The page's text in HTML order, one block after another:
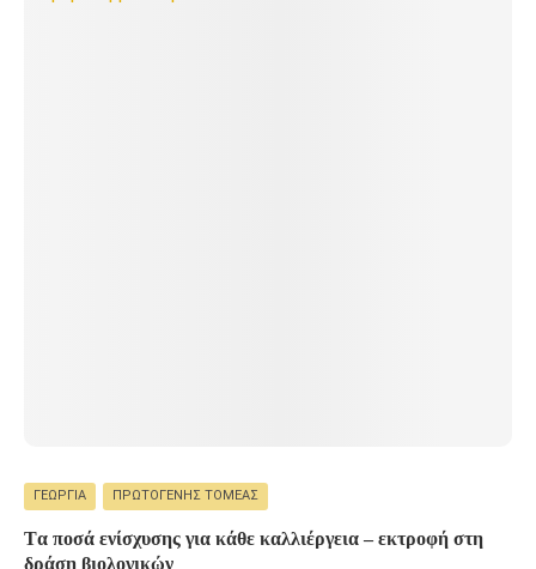
ΓΕΩΡΓΊΑ ΠΡΩΤΟΓΕΝΉΣ ΤΟΜΈΑΣ
Tα ποσά ενίσχυσης για κάθε καλλιέργεια – εκτροφή στη
δράση βιολογικών